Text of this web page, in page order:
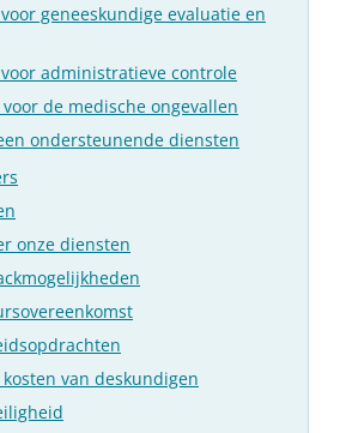
geneeskundige evaluatie en
administratieve controle
voor de medische ongevallen
ondersteunende diensten
onze diensten
van deskundigen